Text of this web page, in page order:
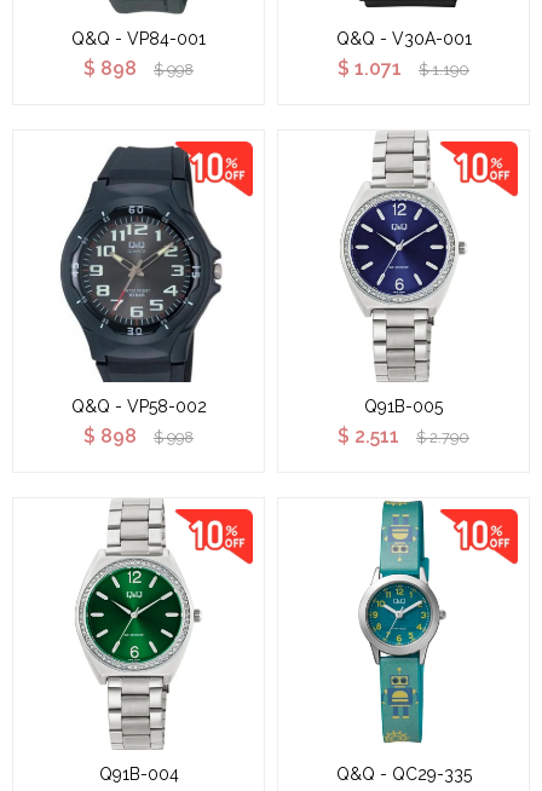
Q&Q - VP84-001
$ 898 $ 998
Q&Q - V30A-001
$ 1.071 $ 1.190
Q&Q - VP58-002
$ 898 $ 998
Q91B-005
$ 2.511 $ 2.790
Q91B-004 Q&Q - QC29-335